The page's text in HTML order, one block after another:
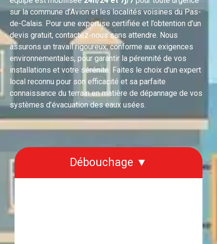
sur la commune d’Avion et les localités voisines du Pas-
de-Calais. Pour une expertise certifiée et l’obtention d’un
devis gratuit, contactez-nous sans attendre. Nous
assurons un travail rigoureux, conforme aux exigences
environnementales, pour garantir la pérennité de vos
installations et votre sérénité. Faites le choix d’un expert
local reconnu pour son efficacité et sa parfaite
connaissance du terrain en matière de dépannage de vos
systèmes d’évacuation des eaux usées.
Débouchage ▼